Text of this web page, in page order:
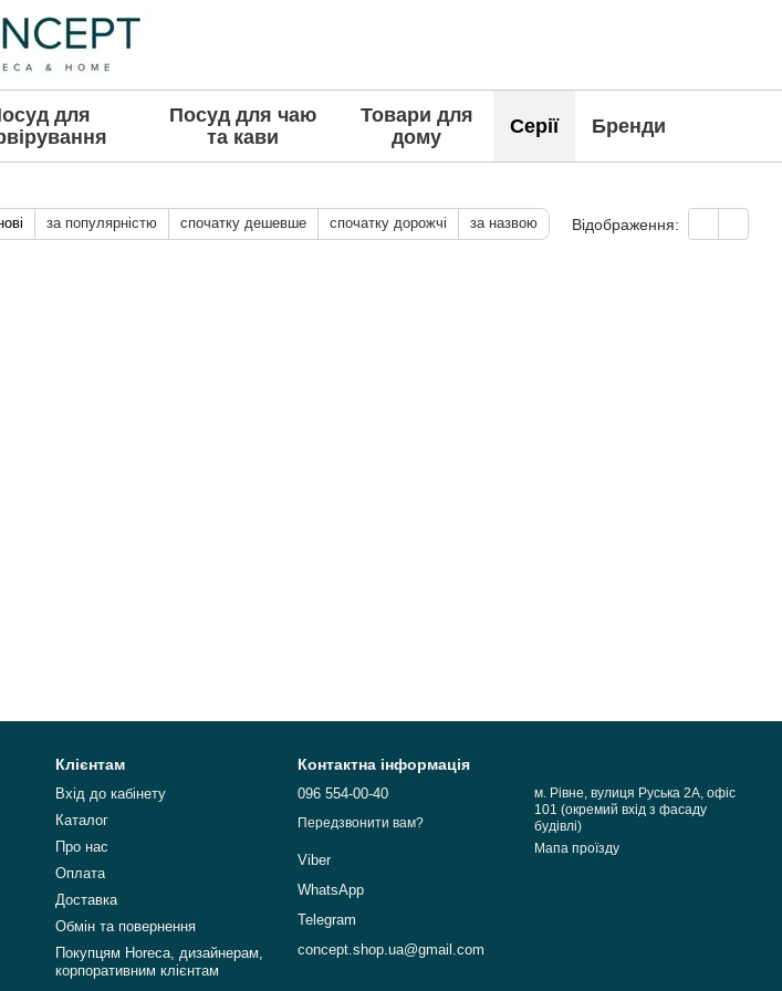
для
Посуд для чаю
та кави
Товари для
дому
Серії Бренди
за популярністю спочатку дешевше спочатку дорожчі за назвою Відображення:
Клієнтам
Вхід до кабінету
Каталог
Про нас
Оплата
Доставка
Обмін та повернення
Покупцям Horeca, дизайнерам,
корпоративним клієнтам
Контактна інформація
096 554-00-40
Передзвонити вам?
Viber
WhatsApp
Telegram
concept.shop.ua@gmail.com
м. Рівне, вулиця Руська 2А, офіс
101 (окремий вхід з фасаду
будівлі)
Мапа проїзду